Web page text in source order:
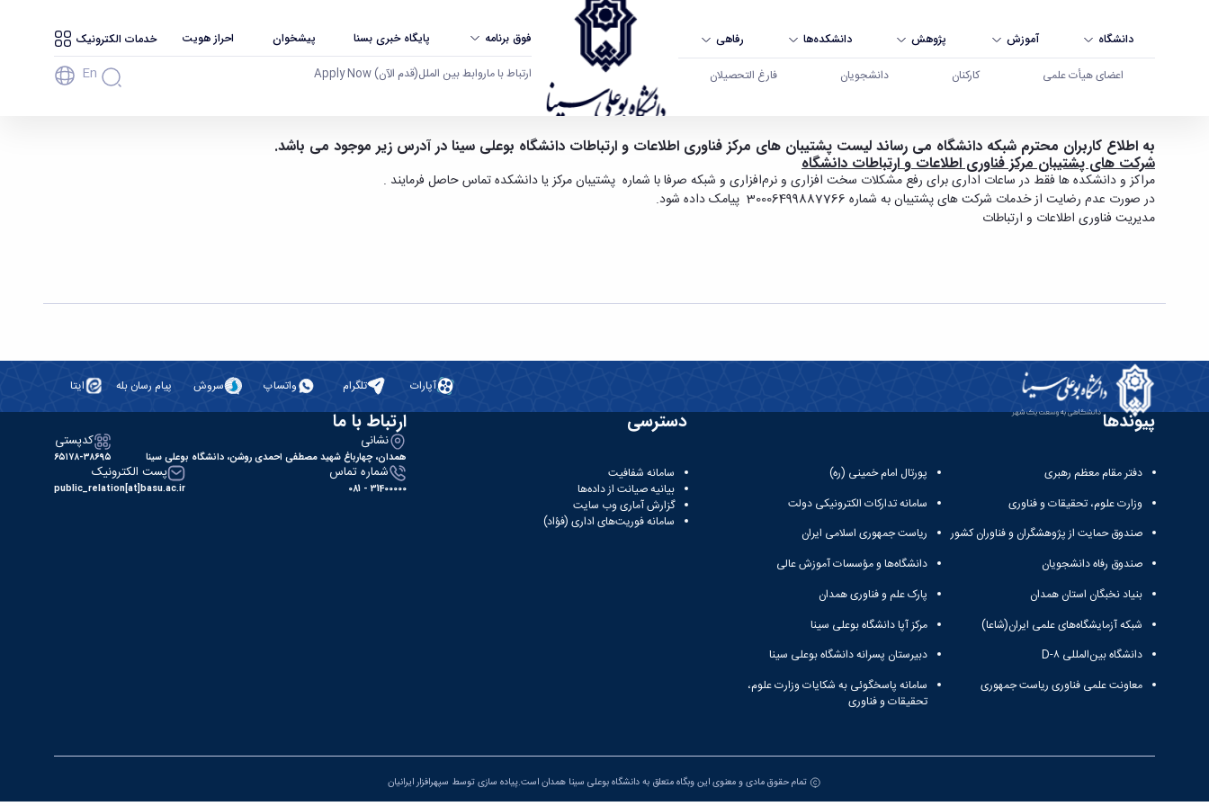
دانشگاه آموزش پژوهش دانشکده‌ها رفاهی
اعضای هیأت علمی کارکنان دانشجویان فارغ التحصیلان
فوق برنامه پایگاه خبری بسنا پیشخوان احراز هویت خدمات الکترونیک
ارتباط با ماروابط بین الملل(قدم الآن) Apply Now En
لیست شرکت های پشتیبان مرکز فناوری اطلاعات و ارتباطات دانشگاه بوعلی سینا - دانشگاه بوعلی سینا همدان
به اطلاع کاربران محترم شبکه دانشگاه می رساند لیست پشتیبان های مرکز فناوری اطلاعات و ارتباطات دانشگاه بوعلی سینا در آدرس زیر موجود می باشد.
شرکت های پشتیبان مرکز فناوری اطلاعات و ارتباطات دانشگاه
مراکز و دانشکده ها فقط در ساعات اداری برای رفع مشکلات سخت افزاری و نرم‌افزاری و شبکه صرفا با شماره پشتیبان مرکز یا دانشکده تماس حاصل فرمایند .
در صورت عدم رضایت از خدمات شرکت های پشتیبان به شماره 30006499887766 پیامک داده شود.
مدیریت فناوری اطلاعات و ارتباطات
آپارات تلگرام واتساپ سروش پیام رسان بله ایتا
پیوندها
دفتر مقام معظم رهبری
وزارت علوم، تحقیقات و فناوری
صندوق حمایت از پژوهشگران و فناوران کشور
صندوق رفاه دانشجویان
بنیاد نخبگان استان همدان
شبکه آزمایشگاه‌های علمی ایران(شاعا)
دانشگاه بین‌المللی D-۸
معاونت علمی فناوری ریاست جمهوری
پورتال امام خمینی (ره)
سامانه تدارکات الکترونیکی دولت
ریاست جمهوری اسلامی ایران
دانشگاه‌ها و مؤسسات آموزش عالی
پارک علم و فناوری همدان
مرکز آپا دانشگاه بوعلی سینا
دبیرستان پسرانه دانشگاه بوعلی سینا
سامانه پاسخگوئی به شکایات وزارت علوم،
تحقیقات و فناوری
دسترسی
سامانه شفافیت
بیانیه صیانت از داده‌ها
گزارش آماری وب‌ سایت
سامانه فوریت‌های اداری (فؤاد)
ارتباط با ما
نشانی
همدان، چهارباغ شهید مصطفی احمدی روشن، دانشگاه بوعلی سینا
کدپستی
۶۵۱۷۸-۳۸۶۹۵
شماره تماس
31400000 - 081
پست الکترونیک
public_relation[at]basu.ac.ir
تمام حقوق مادی و معنوی این وبگاه متعلق به دانشگاه بوعلی سینا همدان است.پیاده سازی توسط سپهرافزار ایرانیان